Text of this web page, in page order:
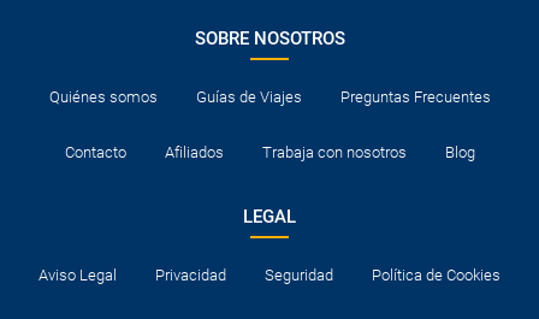
La cama de la tercera persona en las habitaciones triples es
cama SUPLETORIA plegable, adecuada para niños, pero no
se realicen escalas aéreas.
SOBRE NOSOTROS
Quiénes somos Guías de Viajes Preguntas Frecuentes
Contacto Afiliados Trabaja con nosotros Blog
LEGAL
Aviso Legal Privacidad Seguridad Política de Cookies